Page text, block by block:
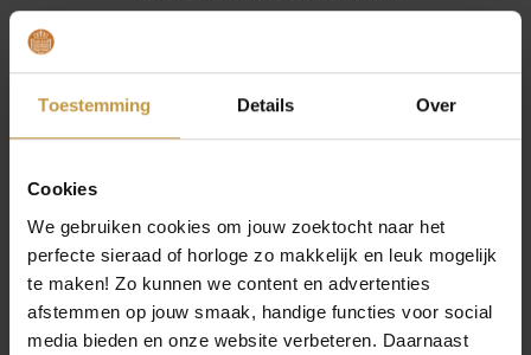
Toestemming Details Over
Cookies
We gebruiken cookies om jouw zoektocht naar het
perfecte sieraad of horloge zo makkelijk en leuk mogelijk
te maken! Zo kunnen we content en advertenties
afstemmen op jouw smaak, handige functies voor social
media bieden en onze website verbeteren. Daarnaast
afwerking, ideaal voor een moderne en ingetogen
look.
en materialen, voor wie graag modebewust
Luxe:sieraden van hoogwaardige materialen en
unieke ontwerpen, vaak handgemaakt en met een
exclusieve uitstraling.
RINGEN